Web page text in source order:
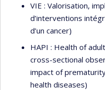
VIE : Valorisation,
d’interventions
d’un cancer)
HAPI : Health of
cross-sectional
impact of
health diseases)